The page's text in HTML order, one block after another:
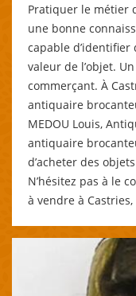
Pratiquer le métier
une bonne
capable d’identifier
valeur de l’objet.
commerçant. À
antiquaire
MEDOU Louis,
antiquaire
d’acheter des
N’hésitez pas à le
à vendre à